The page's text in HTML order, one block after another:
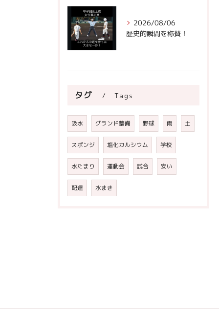
2026/08/06
歴史的瞬間を称賛！
タグ Tags
吸水 グランド整備 野球 雨 土
スポンジ 塩化カルシウム 学校
水たまり 運動会 試合 安い
配達 水まき